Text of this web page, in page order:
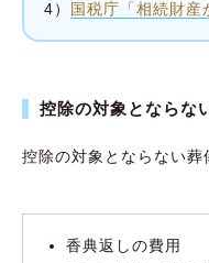
4） 国税庁「相続財産
控除の対象とならな
控除の対象とならない
香典返しの費用